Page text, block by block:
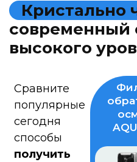
Кристально
современный
высокого уров
Сравните
популярные
сегодня
способы
получить